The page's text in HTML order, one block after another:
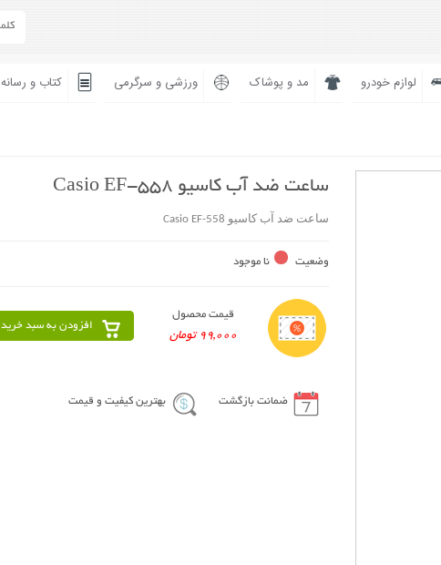
لوازم خودرو مد و پوشاک ورزشی و سرگرمی کتاب و رسانه
ساعت ضد آب کاسیو Casio EF-558
ساعت ضد آب کاسیو Casio EF-558
وضعیت نا موجود
قیمت محصول
99,000 تومان
افزودن به سبد خرید
ضمانت بازگشت بهترین کیفیت و قیمت